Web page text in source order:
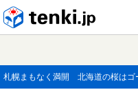
札幌まもなく満開 北海道の桜は